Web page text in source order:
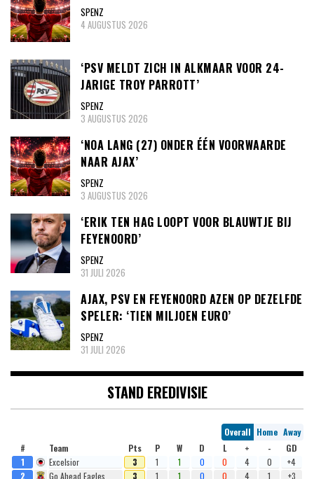
SPENZ
4 AUGUSTUS 2026
‘PSV MELDT ZICH IN ALKMAAR VOOR 24-
JARIGE TROY PARROTT’
SPENZ
3 AUGUSTUS 2026
‘NOA LANG (27) ONDER ÉÉN VOORWAARDE
NAAR AJAX’
SPENZ
3 AUGUSTUS 2026
‘ERIK TEN HAG LOOPT VOOR BLAUWTJE BIJ
FEYENOORD’
SPENZ
31 JULI 2026
AJAX, PSV EN FEYENOORD AZEN OP DEZELFDE
SPELER: ‘TIEN MILJOEN EURO’
SPENZ
31 JULI 2026
STAND EREDIVISIE
Overall Home Away
#
Team Pts P W D L + -
GD
1
Excelsior 3 1 1 0 0 4 0
+4
2
Go Ahead Eagles 3 1 1 0 0 4 1
+3